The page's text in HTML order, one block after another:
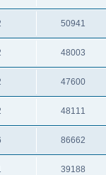
50941
48003
47600
48111
86662
39188